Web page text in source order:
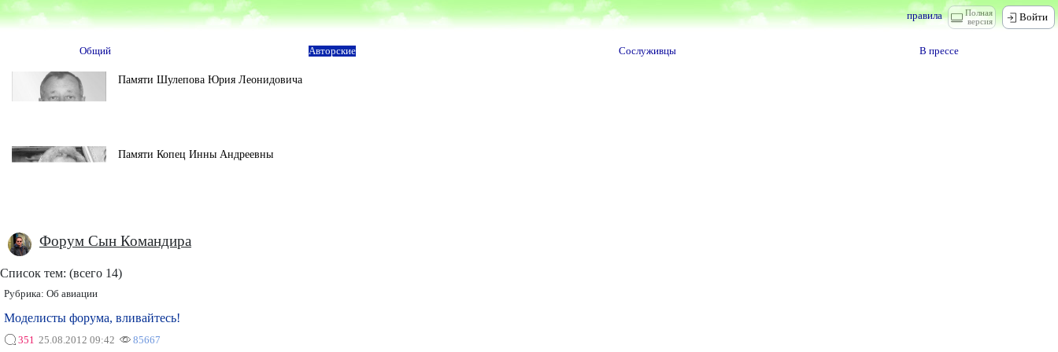
Полная
версия
правила Войти
Общий Авторские Сослуживцы В прессе
Памяти Шулепова Юрия Леонидовича
Памяти Копец Инны Андреевны
Форум Сын Командира
Список тем: (всего 14)
Рубрика: Об авиации
Моделисты форума, вливайтесь!
351 25.08.2012 09:42 85667